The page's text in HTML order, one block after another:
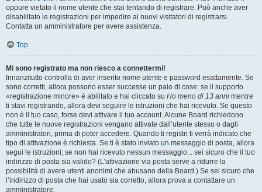
oppure vietato il nome utente che stai tentando di registrare. Può anche aver
disabilitato le registrazioni per impedire ai nuovi visitatori di registrarsi.
Contatta un amministratore per avere assistenza.
Top
Mi sono registrato ma non riesco a connettermi!
Innanzitutto controlla di aver inserito nome utente e password esattamente. Se
sono corretti, allora possono esser successe un paio di cose: se il supporto
«registrazione minore» è abilitato e hai cliccato su Ho meno di 13 anni mentre
ti stavi registrando, allora devi seguire le istruzioni che hai ricevuto. Se questo
non è il tuo caso, forse devi attivare il tuo account. Alcune Board richiedono
che tutte le nuove registrazioni vengano attivate dall’utente stesso o dagli
amministratori, prima di poter accedere. Quando ti registri ti verrà indicato che
tipo di attivazione è richiesta. Se ti è stato inviato un messaggio di posta, allora
segui le istruzioni; se non hai ricevuto nessun messaggio... sei sicuro che il tuo
indirizzo di posta sia valido? (L’attivazione via posta serve a ridurre la
possibilità di avere utenti anonimi che abusano della Board.) Se sei sicuro che
l’indirizzo di posta che hai usato sia corretto, allora prova a contattare un
amministratore.